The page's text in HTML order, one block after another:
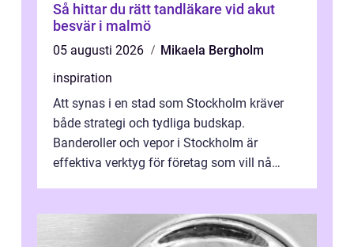
Så hittar du rätt tandläkare vid akut
besvär i malmö
05 augusti 2026
Mikaela Bergholm
inspiration
Att synas i en stad som Stockholm kräver
både strategi och tydliga budskap.
Banderoller och vepor i Stockholm är
effektiva verktyg för företag som vill nå